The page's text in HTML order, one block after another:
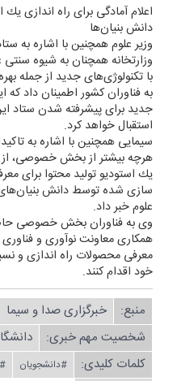
اعلام آمادگی برای راه اندازی
دانش بنیان‌ها
وزیر علوم همچنین با اشاره به
وزارتخانه همچنان به شیوه سنتی
با تكنولوژی‌های جدید از جمله
به فناوران كشور اطمینان داد كه
جدید برای پیشرفته شدن ستاد
استقبال خواهد كرد.
سیمایی همچنین با اشاره به
هرچه بیشتر از بخش خصوصی، از
یك استودیو تولید محتوا برای
سازی شده توسط دانش
علوم خبر داد.
وی به فناوران بخش خصوصی
همكاری معاونت نوآوری و
معرفی محصولات راه اندازی و
خود اقدام كنند.
منبع:
خبرگزاری صدا و سیما
شخصیت مهم خبری:
کلمات کلیدی:
#دانشجویان